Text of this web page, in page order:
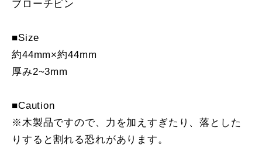
ブローチピン
■Size
約44mm×約44mm
厚み2~3mm
■Caution
※木製品ですので、力を加えすぎたり、落とした
りすると割れる恐れがあります。